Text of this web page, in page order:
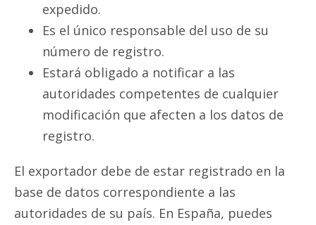
expedido.
Es el único responsable del uso de su
número de registro.
Estará obligado a notificar a las
autoridades competentes de cualquier
modificación que afecten a los datos de
registro.
El exportador debe de estar registrado en la
base de datos correspondiente a las
autoridades de su país. En España, puedes